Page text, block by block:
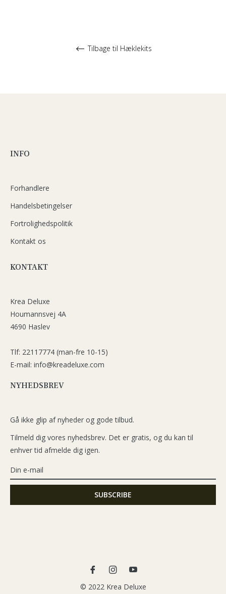
Tilbage til Hæklekits
INFO
Forhandlere
Handelsbetingelser
Fortrolighedspolitik
Kontakt os
KONTAKT
Krea Deluxe
Houmannsvej 4A
4690 Haslev
Tlf: 22117774 (man-fre 10-15)
E-mail: info@kreadeluxe.com
NYHEDSBREV
Gå ikke glip af nyheder og gode tilbud.
Tilmeld dig vores nyhedsbrev. Det er gratis, og du kan til
enhver tid afmelde dig igen.
Ins
You
© 2022 Krea Deluxe